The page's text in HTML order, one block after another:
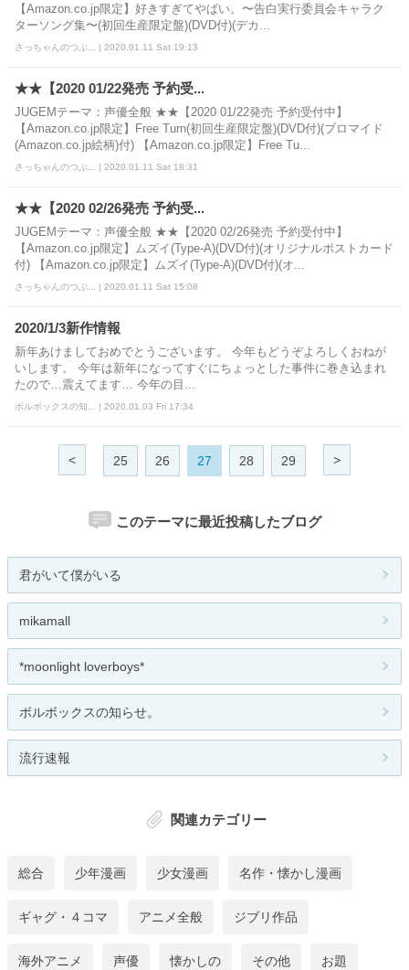
【Amazon.co.jp限定】好きすぎてやばい。〜告白実行委員会キャラク
ターソング集〜(初回生産限定盤)(DVD付)(デカ...
さっちゃんのつぶ... | 2020.01.11 Sat 19:13
★★【2020 01/22発売 予約受...
JUGEMテーマ：声優全般 ★★【2020 01/22発売 予約受付中】
【Amazon.co.jp限定】Free Turn(初回生産限定盤)(DVD付)(ブロマイド
(Amazon.co.jp絵柄)付) 【Amazon.co.jp限定】Free Tu...
さっちゃんのつぶ... | 2020.01.11 Sat 18:31
★★【2020 02/26発売 予約受...
JUGEMテーマ：声優全般 ★★【2020 02/26発売 予約受付中】
【Amazon.co.jp限定】ムズイ(Type-A)(DVD付)(オリジナルポストカード
付) 【Amazon.co.jp限定】ムズイ(Type-A)(DVD付)(オ...
さっちゃんのつぶ... | 2020.01.11 Sat 15:08
2020/1/3新作情報
新年あけましておめでとうございます。 今年もどうぞよろしくおねが
いします。 今年は新年になってすぐにちょっとした事件に巻き込まれ
たので…震えてます… 今年の目...
ボルボックスの知... | 2020.01.03 Fri 17:34
< 25 26 27 28 29 >
このテーマに最近投稿したブログ
君がいて僕がいる
mikamall
*moonlight loverboys*
ボルボックスの知らせ。
流行速報
関連カテゴリー
総合 少年漫画 少女漫画 名作・懐かし漫画
ギャグ・４コマ アニメ全般 ジブリ作品
海外アニメ 声優 懐かしの その他 お題